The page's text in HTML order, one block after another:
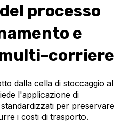
processo
e
corriere
dalla cella di stoccaggio al
l'applicazione di
per preservare
i costi di trasporto.